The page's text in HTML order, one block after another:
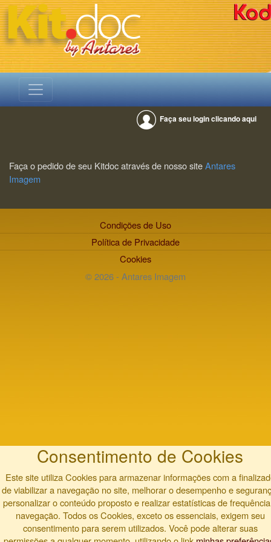
Faça seu login clicando aqui
Faça o pedido de seu Kitdoc através de nosso siteAntares
Imagem
Consentimento de Cookies
Este site utiliza Cookies para armazenar informações com a
de viabilizar a navegação no site, melhorar o desempenho e
personalizar o conteúdo proposto e realizar estatísticas de
navegação. Todos os Cookies, exceto os essenciais, exigem seu
consentimento para serem utilizados. Você pode alterar suas
Condições de Uso
Política de Privacidade
Cookies
© 2026 - Antares Imagem